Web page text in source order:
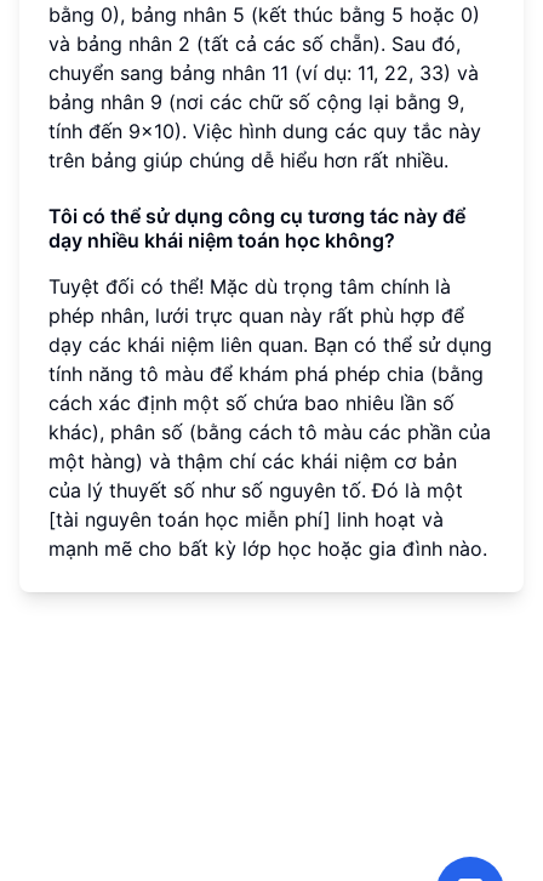
bằng 0), bảng nhân 5 (kết thúc bằng 5 hoặc 0)
và bảng nhân 2 (tất cả các số chẵn). Sau đó,
chuyển sang bảng nhân 11 (ví dụ: 11, 22, 33) và
bảng nhân 9 (nơi các chữ số cộng lại bằng 9,
tính đến 9x10). Việc hình dung các quy tắc này
trên bảng giúp chúng dễ hiểu hơn rất nhiều.
Tôi có thể sử dụng công cụ tương tác này để
dạy nhiều khái niệm toán học không?
Tuyệt đối có thể! Mặc dù trọng tâm chính là
phép nhân, lưới trực quan này rất phù hợp để
dạy các khái niệm liên quan. Bạn có thể sử dụng
tính năng tô màu để khám phá phép chia (bằng
cách xác định một số chứa bao nhiêu lần số
khác), phân số (bằng cách tô màu các phần của
một hàng) và thậm chí các khái niệm cơ bản
của lý thuyết số như số nguyên tố. Đó là một
[tài nguyên toán học miễn phí] linh hoạt và
mạnh mẽ cho bất kỳ lớp học hoặc gia đình nào.